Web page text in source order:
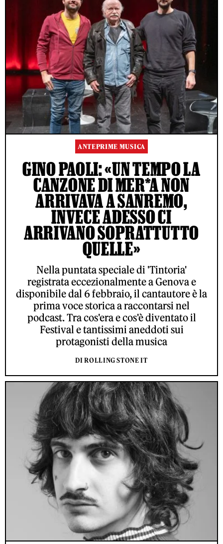
ANTEPRIME MUSICA
GINO PAOLI: «UN TEMPO LA
CANZONE DI MER*A NON
ARRIVAVA A SANREMO,
INVECE ADESSO CI
ARRIVANO SOPRATTUTTO
QUELLE»
Nella puntata speciale di 'Tintoria'
registrata eccezionalmente a Genova e
disponibile dal 6 febbraio, il cantautore è la
prima voce storica a raccontarsi nel
podcast. Tra cos'era e cos'è diventato il
Festival e tantissimi aneddoti sui
protagonisti della musica
DI ROLLING STONE IT